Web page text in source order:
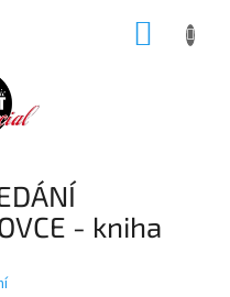
- kniha